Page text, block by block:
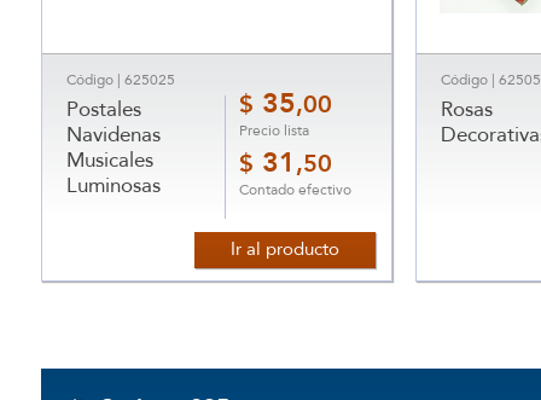
Código | 625025
Postales
Navidenas
Musicales
Luminosas
$ 35,00
Precio lista
$ 31 ,50
Contado efectivo
Ir al producto
Código |
Rosas